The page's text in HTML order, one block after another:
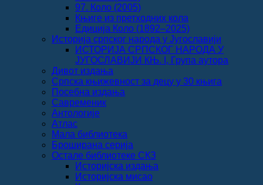
97. Коло (2005)
Књиге из претходних кола
Едиција Коло (1892‒2025)
Историја српског народа у Југославији
ИСТОРИЈА СРПСКОГ НАРОДА У
ЈУГОСЛАВИЈИ КЊ. I, Група аутора
Дивот издања
Српска књижевност за децу у 30 књига
Посебна издања
Савременик
Антологије
Атлас
Мала библиотека
Броширана серија
Остале библиотеке СКЗ
Историјска издања
Историјска мисао